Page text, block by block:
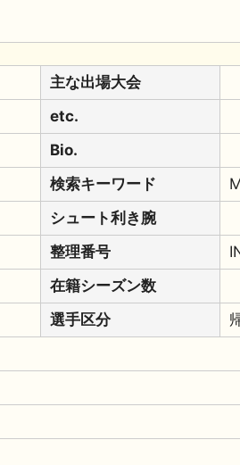
主な出場大会
etc.
Bio.
検索キーワード
シュート利き腕
整理番号
在籍シーズン数
選手区分